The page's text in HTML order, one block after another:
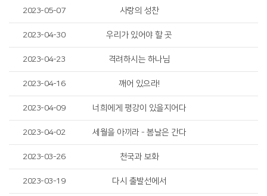
2023-05-07 사랑의 성찬
2023-04-30 우리가 있어야 할 곳
2023-04-23 격려하시는 하나님
2023-04-16 깨어 있으라!
2023-04-09 너희에게 평강이 있을지어다
2023-04-02 세월을 아끼라 - 봄날은 간다
2023-03-26 천국과 보화
2023-03-19 다시 출발선에서